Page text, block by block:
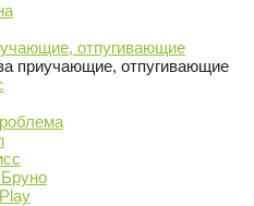
отпугивающие
приучающие, отпугивающие